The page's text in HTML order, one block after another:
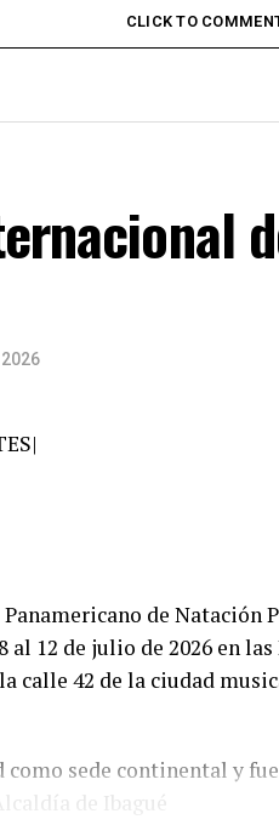
CLICK TO
de Natación
al 12 de julio de 2026 en
calle 42 de la ciudad
sede continental y
de Ibagué